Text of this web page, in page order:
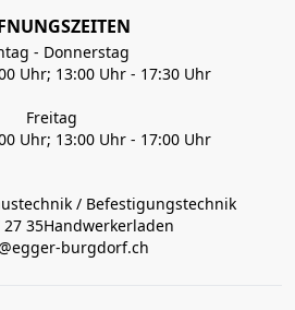
- Donnerstag
Uhr; 13:00 Uhr - 17:30 Uhr
Freitag
Uhr; 13:00 Uhr - 17:00 Uhr
/ Befestigungstechnik
27 35Handwerkerladen
burgdorf.ch